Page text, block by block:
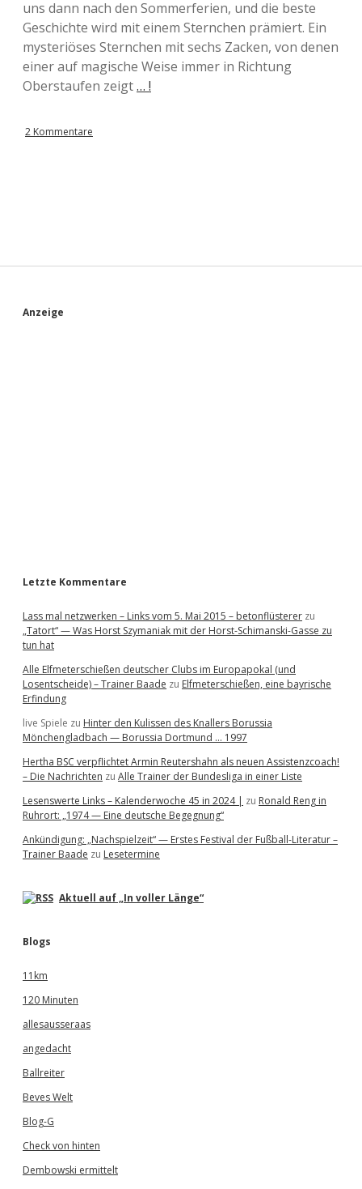
uns dann nach den Sommerferien, und die beste
Geschichte wird mit einem Sternchen prämiert. Ein
mysteriöses Sternchen mit sechs Zacken, von denen
einer auf magische Weise immer in Richtung
Oberstaufen zeigt… !
2 Kommentare
S
Anzeige
Letzte Kommentare
Lass mal netzwerken – Links vom 5. Mai 2015 – betonflüsterer zu
„Tatort“ — Was Horst Szymaniak mit der Horst-Schimanski-Gasse zu
tun hat
Alle Elfmeterschießen deutscher Clubs im Europapokal (und
Losentscheide) – Trainer Baade zu Elfmeterschießen, eine bayrische
Erfindung
live Spiele zu Hinter den Kulissen des Knallers Borussia
Mönchengladbach — Borussia Dortmund … 1997
Hertha BSC verpflichtet Armin Reutershahn als neuen Assistenzcoach!
– Die Nachrichten zu Alle Trainer der Bundesliga in einer Liste
Lesenswerte Links – Kalenderwoche 45 in 2024 | zu Ronald Reng in
Ruhrort: „1974 — Eine deutsche Begegnung“
Ankündigung: „Nachspielzeit“ — Erstes Festival der Fußball-Literatur –
Trainer Baade zu Lesetermine
Aktuell auf „In voller Länge“
Blogs
11km
120 Minuten
allesausseraas
angedacht
Ballreiter
Beves Welt
Blog-G
Check von hinten
Dembowski ermittelt